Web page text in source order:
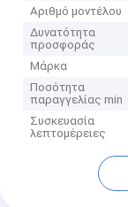
Αριθμό μοντέλου
Δυνατότητα
προσφοράς
Μάρκα
Ποσότητα
παραγγελίας min
Συσκευασία
λεπτομέρειες